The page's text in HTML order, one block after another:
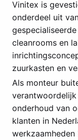
Vinitex is
onderdeel uit
cleanrooms en
zuurkasten en
Als monteur
onderhoud van
klanten in